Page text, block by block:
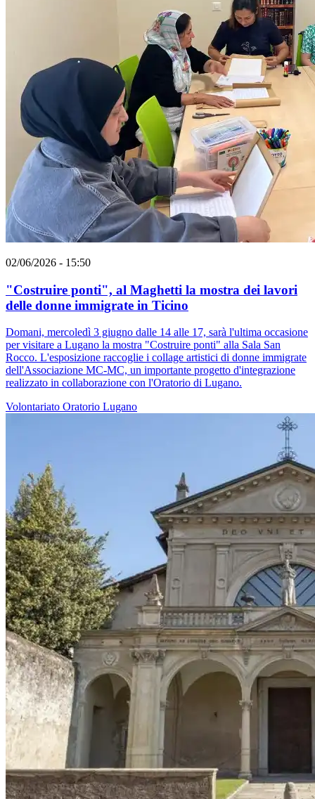
02/06/2026 - 15:50
"Costruire ponti", al Maghetti la mostra dei lavori
delle donne immigrate in Ticino
Domani, mercoledì 3 giugno dalle 14 alle 17, sarà l'ultima occasione
per visitare a Lugano la mostra "Costruire ponti" alla Sala San
Rocco. L'esposizione raccoglie i collage artistici di donne immigrate
dell'Associazione MC-MC, un importante progetto d'integrazione
realizzato in collaborazione con l'Oratorio di Lugano.
Volontariato Oratorio Lugano